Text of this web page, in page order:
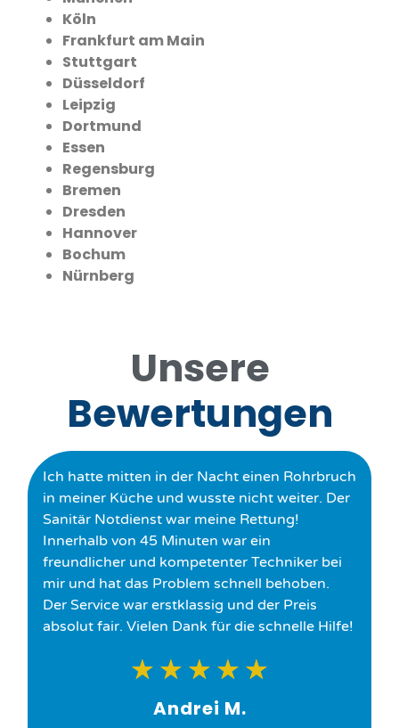
Köln
Frankfurt am Main
Stuttgart
Düsseldorf
Leipzig
Dortmund
Essen
Regensburg
Bremen
Dresden
Hannover
Bochum
Nürnberg
Unsere
Bewertungen
Ich hatte mitten in der Nacht einen Rohrbruch
in meiner Küche und wusste nicht weiter. Der
Sanitär Notdienst war meine Rettung!
Innerhalb von 45 Minuten war ein
freundlicher und kompetenter Techniker bei
mir und hat das Problem schnell behoben.
Der Service war erstklassig und der Preis
absolut fair. Vielen Dank für die schnelle Hilfe!
★ ★ ★ ★ ★
Andrei M.